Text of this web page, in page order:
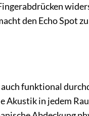
den Echo Spot
funktional
Akustik in jedem